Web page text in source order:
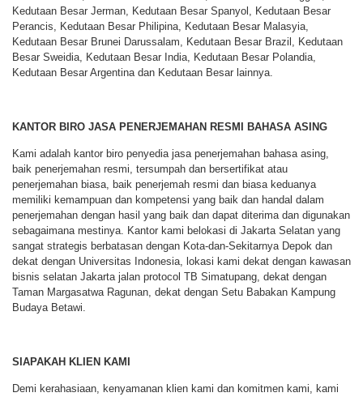
Kedutaan Besar Jerman, Kedutaan Besar Spanyol, Kedutaan Besar
Perancis, Kedutaan Besar Philipina, Kedutaan Besar Malasyia,
Kedutaan Besar Brunei Darussalam, Kedutaan Besar Brazil, Kedutaan
Besar Sweidia, Kedutaan Besar India, Kedutaan Besar Polandia,
Kedutaan Besar Argentina dan Kedutaan Besar lainnya.
KANTOR BIRO JASA PENERJEMAHAN RESMI BAHASA ASING
Kami adalah kantor biro penyedia jasa penerjemahan bahasa asing,
baik penerjemahan resmi, tersumpah dan bersertifikat atau
penerjemahan biasa, baik penerjemah resmi dan biasa keduanya
memiliki kemampuan dan kompetensi yang baik dan handal dalam
penerjemahan dengan hasil yang baik dan dapat diterima dan digunakan
sebagaimana mestinya. Kantor kami belokasi di Jakarta Selatan yang
sangat strategis berbatasan dengan Kota-dan-Sekitarnya Depok dan
dekat dengan Universitas Indonesia, lokasi kami dekat dengan kawasan
bisnis selatan Jakarta jalan protocol TB Simatupang, dekat dengan
Taman Margasatwa Ragunan, dekat dengan Setu Babakan Kampung
Budaya Betawi.
SIAPAKAH KLIEN KAMI
Demi kerahasiaan, kenyamanan klien kami dan komitmen kami, kami